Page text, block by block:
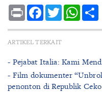
Print FacebookTwitter
ARTIKEL TERKAIT
- Pejabat Italia: Kami
- Film dokumenter
penonton di Republik Ceko